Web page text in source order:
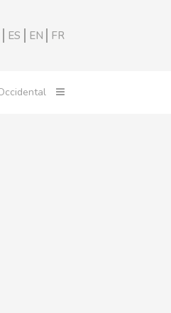
ES EN FR